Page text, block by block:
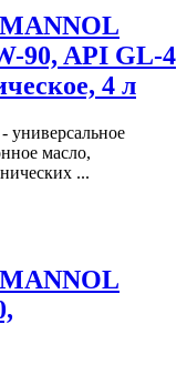
90, API GL-4
4 л
универсальное
масло,
...